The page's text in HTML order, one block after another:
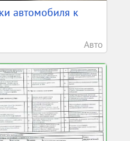
автомобиля к
Авто